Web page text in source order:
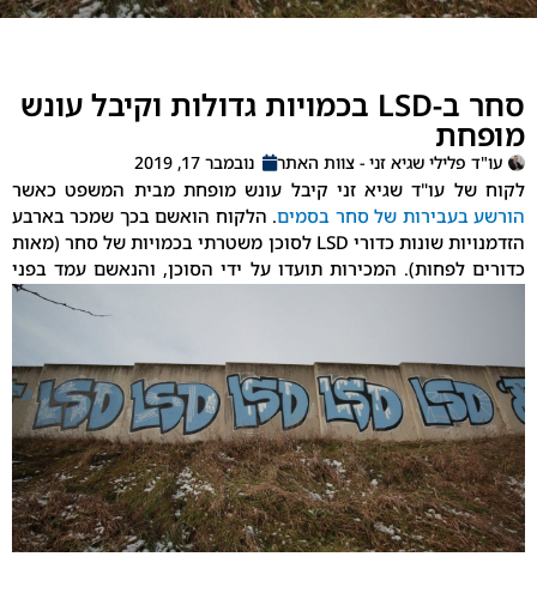
סחר ב-LSD בכמויות גדולות וקיבל עונש
שגיא זני - צוות האתר נובמבר 17, 2019
עו"ד שגיא זני קיבל עונש מופחת מבית המשפט כאשר
של סחר בסמים. הלקוח הואשם בכך שמכר בארבע
הזדמנויות שונות כדורי LSD לסוכן משטרתי בכמויות של סחר (מאות
המכירות תועדו על ידי הסוכן, והנאשם עמד בפני